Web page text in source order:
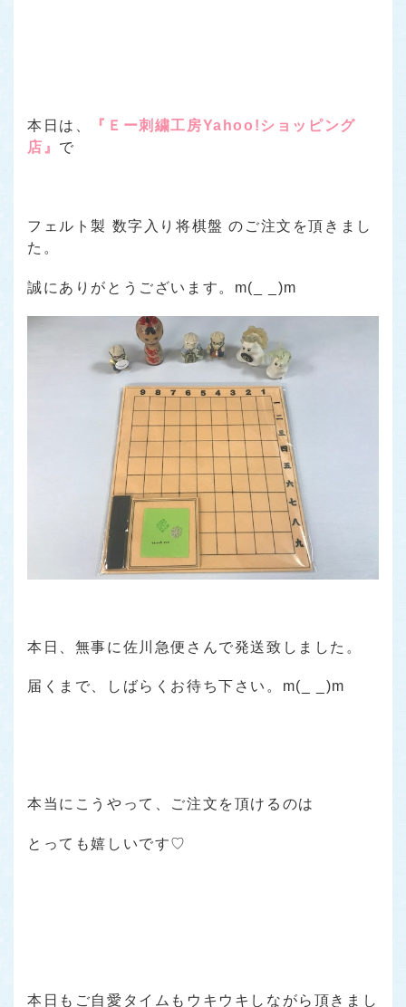
本日は、
『Ｅー刺繍工房Yahoo!ショッピング
店』 で
フェルト製 数字入り将棋盤 のご注文を頂きまし
た。
誠にありがとうございます。m(_ _)m
本日、無事に佐川急便さんで発送致しました。
届くまで、しばらくお待ち下さい。m(_ _)m
本当にこうやって、ご注文を頂けるのは
とっても嬉しいです♡
本日もご自愛タイムもウキウキしながら頂きまし